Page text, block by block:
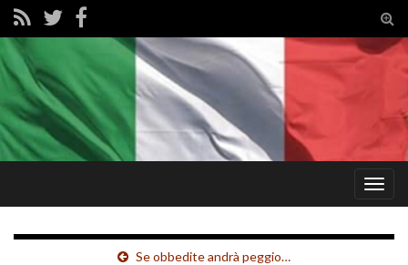
Se obbedite andrà peggio…